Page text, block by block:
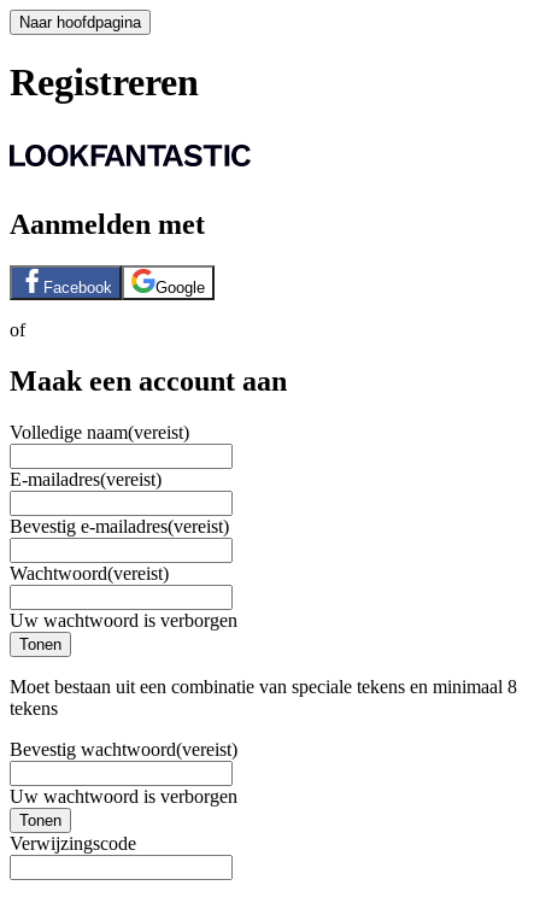
Naar hoofdpagina
Registreren
Aanmelden met
Facebook Google
of
Maak een account aan
Volledige naam(vereist)
E-mailadres(vereist)
Bevestig e-mailadres(vereist)
Wachtwoord(vereist)
Uw wachtwoord is verborgen
Tonen
Moet bestaan uit een combinatie van speciale tekens en minimaal 8
tekens
Bevestig wachtwoord(vereist)
Uw wachtwoord is verborgen
Tonen
Verwijzingscode